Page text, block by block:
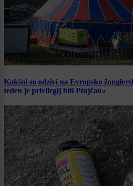
Kakšni so odzivi na Evropsko
teden je privilegij biti Ptujčan«